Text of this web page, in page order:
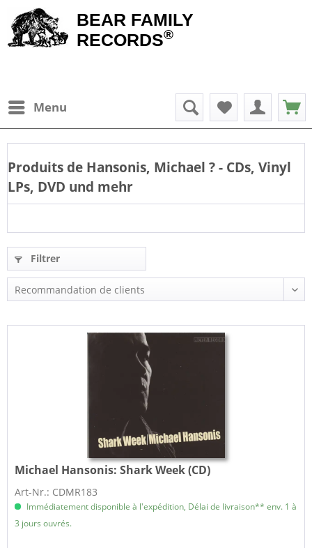
BEAR FAMILY
RECORDS®
Menu
Produits de Hansonis, Michael ? - CDs, Vinyl
LPs, DVD und mehr
Filtrer
Michael Hansonis:Shark Week (CD)
Art-Nr.: CDMR183
Immédiatement disponible à l'expédition, Délai de livraison** env. 1 à
3 jours ouvrés.